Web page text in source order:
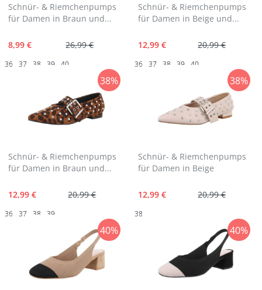
Schnür- & Riemchenpumps
für Damen in Braun und...
26,99 €
8,99 €
36 37 38 39 40
Schnür- & Riemchenpumps
für Damen in Beige und...
20,99 €
12,99 €
36 37 38 39 40
38%
Schnür- & Riemchenpumps
für Damen in Braun und...
20,99 €
12,99 €
36 37 38 39
38%
Schnür- & Riemchenpumps
für Damen in Beige
20,99 €
12,99 €
38
40% 40%